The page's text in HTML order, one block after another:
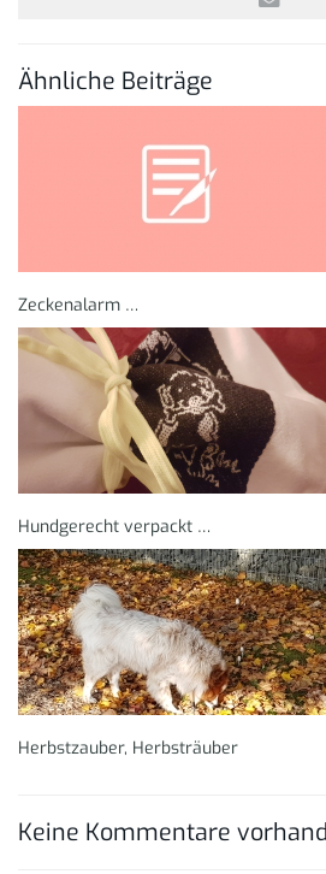
Ähnliche Beiträge
Zeckenalarm …
Hundgerecht verpackt …
Herbstzauber, Herbsträuber
Keine Kommentare